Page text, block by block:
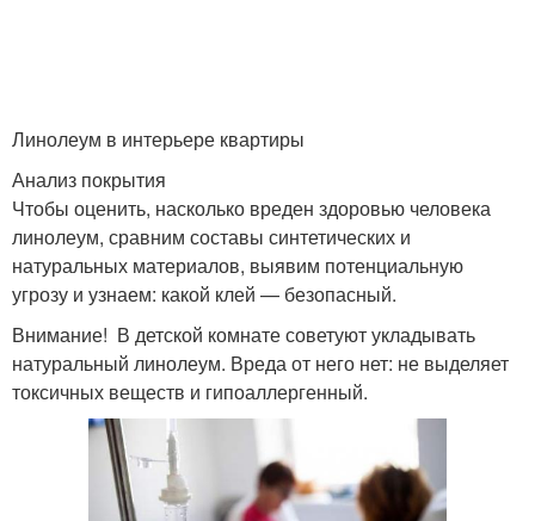
Линолеум в интерьере квартиры
Анализ покрытия
Чтобы оценить, насколько вреден здоровью человека
линолеум, сравним составы синтетических и
натуральных материалов, выявим потенциальную
угрозу и узнаем: какой клей — безопасный.
Внимание! В детской комнате советуют укладывать
натуральный линолеум. Вреда от него нет: не выделяет
токсичных веществ и гипоаллергенный.